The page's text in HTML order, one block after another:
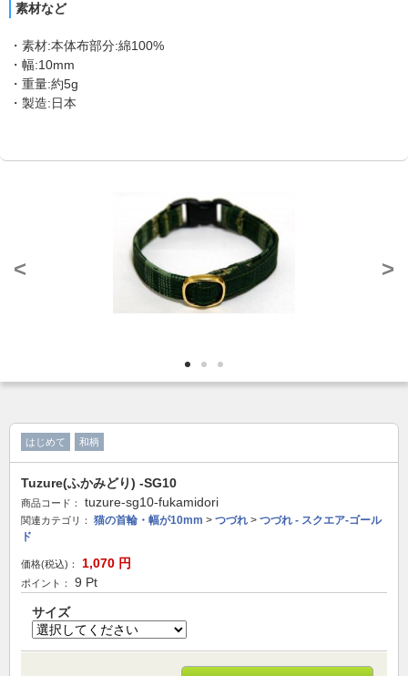
素材など
・素材:本体布部分:綿100%
・幅:10mm
・重量:約5g
・製造:日本
< >
はじめて 和柄
Tuzure(ふかみどり) -SG10
商品コード： tuzure-sg10-fukamidori
関連カテゴリ： 猫の首輪・幅が10mm > つづれ > つづれ - スクエア-ゴール
ド
価格(税込)： 1,070 円
ポイント： 9 Pt
サイズ